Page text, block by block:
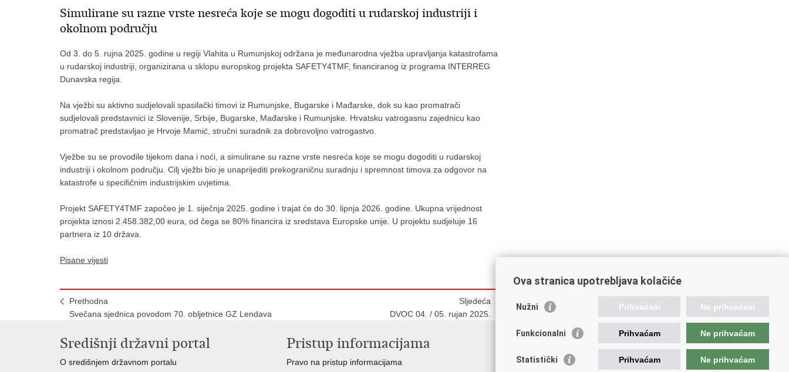
Simulirane su razne vrste nesreća koje se mogu dogoditi u rudarskoj industriji i
okolnom području
Od 3. do 5. rujna 2025. godine u regiji Vlahita u Rumunjskoj održana je međunarodna vježba upravljanja katastrofama
u rudarskoj industriji, organizirana u sklopu europskog projekta SAFETY4TMF, financiranog iz programa INTERREG
Dunavska regija.
Na vježbi su aktivno sudjelovali spasilački timovi iz Rumunjske, Bugarske i Mađarske, dok su kao promatrači
sudjelovali predstavnici iz Slovenije, Srbije, Bugarske, Mađarske i Rumunjske. Hrvatsku vatrogasnu zajednicu kao
promatrač predstavljao je Hrvoje Mamić, stručni suradnik za dobrovoljno vatrogastvo.
Vježbe su se provodile tijekom dana i noći, a simulirane su razne vrste nesreća koje se mogu dogoditi u rudarskoj
industriji i okolnom području. Cilj vježbi bio je unaprijediti prekograničnu suradnju i spremnost timova za odgovor na
katastrofe u specifičnim industrijskim uvjetima.
Projekt SAFETY4TMF započeo je 1. siječnja 2025. godine i trajat će do 30. lipnja 2026. godine. Ukupna vrijednost
projekta iznosi 2.458.382,00 eura, od čega se 80% financira iz sredstava Europske unije. U projektu sudjeluje 16
partnera iz 10 država.
Pisane vijesti
Prethodna
Svečana sjednica povodom 70. obljetnice GZ Lendava
Sljedeća
DVOC 04. / 05. rujan 2025.
Središnji državni portal
O središnjem državnom portalu
Pristup informacijama
Pravo na pristup informacijama
Važne poveznice
Vlada RH
Ova stranica upotrebljava kolačiće
Nužni Prihvaćam Ne prihvaćam
Funkcionalni Prihvaćam Ne prihvaćam
Statistički Prihvaćam Ne prihvaćam